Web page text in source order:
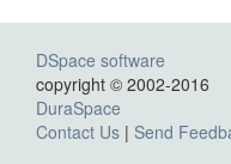
DSpace software
copyright © 2002-2016
DuraSpace
Contact Us | Send